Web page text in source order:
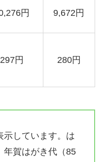
円 9,672円
297円 280円
示しています。は
年賀はがき代（85